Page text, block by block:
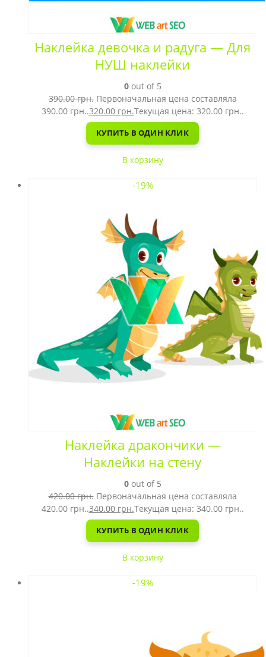
Наклейка девочка и радуга — Для
НУШ наклейки
0out of 5
390.00грн. Первоначальная цена составляла
390.00 грн..320.00 грн.Текущая цена: 320.00 грн..
КУПИТЬ В ОДИН КЛИК
В корзину
-19%
Наклейка дракончики —
Наклейки на стену
0out of 5
420.00грн. Первоначальная цена составляла
420.00 грн..340.00 грн.Текущая цена: 340.00 грн..
КУПИТЬ В ОДИН КЛИК
В корзину
-19%